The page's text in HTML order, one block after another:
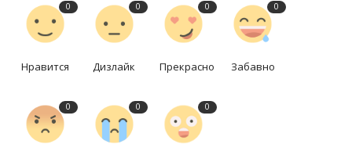
0
Нравится
0
Дизлайк
0
Прекрасно
0
Забавно
0 0 0